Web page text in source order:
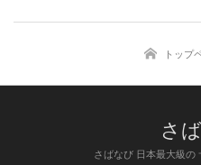
トップ
さばなび 日本最大級の